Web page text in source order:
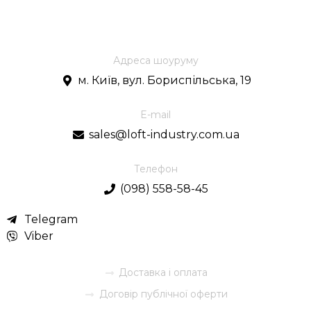
Доставка і оплата
Договір публічної оферти
Телефон
(098) 558-58-45
Telegram
Viber
Адреса шоуруму
м. Київ, вул. Бориспільська, 19
E-mail
sales@loft-industry.com.ua